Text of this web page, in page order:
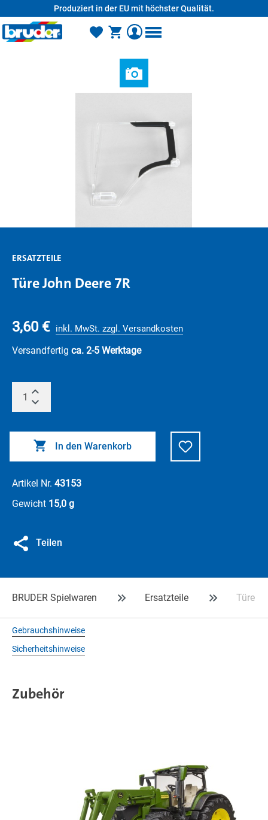
Produziert in der EU mit höchster Qualität.
ERSATZTEILE
Türe John Deere 7R
3,60 € inkl. MwSt. zzgl. Versandkosten
Versandfertig ca. 2-5 Werktage
In den Warenkorb
Artikel Nr. 43153
Gewicht 15,0 g
Teilen
BRUDER Spielwaren Ersatzteile Türe
Gebrauchshinweise
Sicherheitshinweise
Zubehör